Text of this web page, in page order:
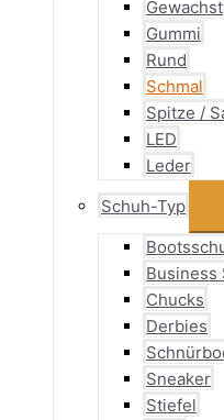
Gewachst
Gummi
Rund
Schmal
Spitze /
LED
Leder
Schuh-Typ
Business
Chucks
Derbies
Sneaker
Stiefel